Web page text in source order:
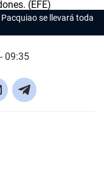
se llevará toda
09:35